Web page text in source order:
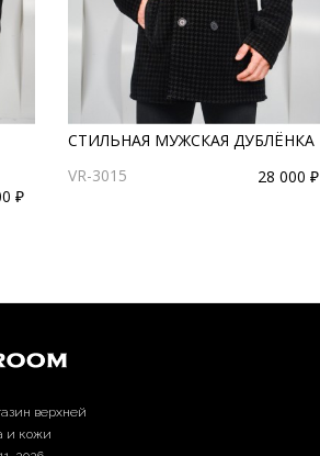
₽
СТИЛЬНАЯ МУЖСКАЯ ДУБЛЁНКА
VR-3015
28 000 ₽
верхней
и кожи